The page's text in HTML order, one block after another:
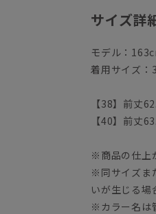
サイズ詳
モデル：
着用サイズ：
【38】前
【40】前
※商品の仕上
※同サイズま
いが生じる場
※カラー名は